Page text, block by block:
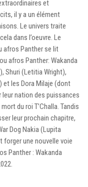
et
il y a un élément
Le univers traite
dans l’oeuvre. Le
afros Panther se lit
afros Panther: Wakanda
Shuri (Letitia Wright),
et les Dora Milaje (dont
nation des puissances
du roi T’Challa. Tandis
leur prochain chapitre,
Dog Nakia (Lupita
forger une nouvelle voie
Panther : Wakanda